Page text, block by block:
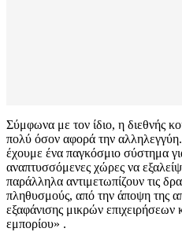
Σύμφωνα με τον ίδιο, η διεθνής
πολύ όσον αφορά την
έχουμε ένα παγκόσμιο σύστημα
αναπτυσσόμενες χώρες να
παράλληλα αντιμετωπίζουν τις
πληθυσμούς, από την άποψη της
εξαφάνισης μικρών επιχειρήσεων
εμπορίου» .